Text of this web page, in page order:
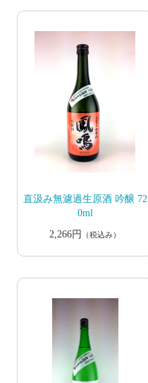
直汲み無濾過生原酒 吟醸 72
0ml
2,266円
（税込み）